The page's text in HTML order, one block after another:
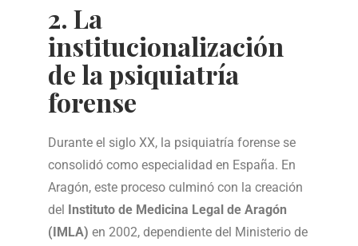
2. La
institucionalización
de la psiquiatría
forense
Durante el siglo XX, la psiquiatría forense se
consolidó como especialidad en España. En
Aragón, este proceso culminó con la creación
del Instituto de Medicina Legal de Aragón
(IMLA) en 2002, dependiente del Ministerio de